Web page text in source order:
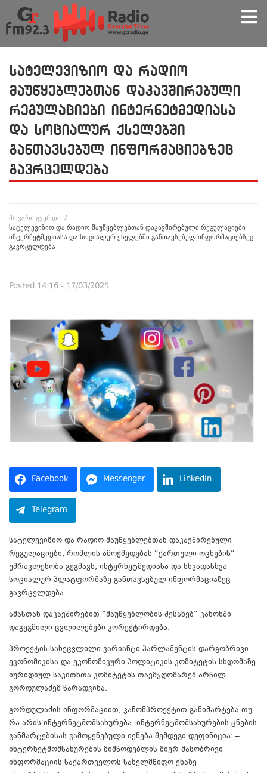
სატელევიზიო და რადიო
მაუწყებლებთან დაკავშირებული
რეგულაციები ინტერნეტმედიასა
და სოციალურ ქსელებში
განთავსებულ ინფორმაციებზეც
გავრცელდება
მთვარი გვერდი /
სატელევიზიო და რადიო მაუწყებლებთან დაკავშირებული რეგულაციები
ინტერნეტმედიასა და სოციალურ ქსელებში განთავსებულ ინფორმაციებზეც
გავრცელდება
Posted 14:16 - 17/03/2025
Facebook Messenger LinkedIn
Telegram
სატელევიზიო და რადიო მაუწყებლებთან დაკავშირებული
რეგულაციები, რომლის ამოქმედებას “ქართული ოცნების“
უმრავლესობა გეგმავს, ინტერნეტმედიასა და სხვადასხვა
სოციალურ პლატფორმაზე განთავსებულ ინფორმაციაზეც
გავრცელდება.
ამასთან დაკავშირებით “მაუწყებლობის შესახებ“ კანონში
დაგეგმილი ცვლილებები კორექტირდება.
პროექტის სახეცვლილი ვარიანტი პარლამენტის დარგობრივი
ეკონომიკისა და ეკონომიკური პოლიტიკის კომიტეტის სხდომაზე
იურიდიულ საკითხთა კომიტეტის თავმჯდომარემ არჩილ
გორდულაძემ წარადგინა.
გორდულაძის ინფორმაციით, კანონპროექტით განიმარტება თუ
რა არის ინტერნეტმომსახურება. ინტერნეტმომსახურების ცნების
განმარტებისას გამოყენებული იქნება შემდეგი დეფინიცია: –
ინტერნეტმომსახურების მიმწოდებლის მიერ მასობრივი
ინფორმაციის საქართველოს სახელმწიფო ენაზე